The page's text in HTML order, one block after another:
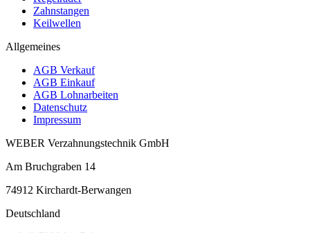
Zahnstangen
Keilwellen
Allgemeines
AGB Verkauf
AGB Einkauf
AGB Lohnarbeiten
Datenschutz
Impressum
WEBER Verzahnungstechnik GmbH
Am Bruchgraben 14
74912 Kirchardt-Berwangen
Deutschland